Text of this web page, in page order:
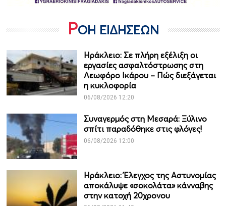
ΡΟΗ ΕΙΔΗΣΕΩΝ
Ηράκλειο: Σε πλήρη εξέλιξη οι
εργασίες ασφαλτόστρωσης στη
Λεωφόρο Ικάρου – Πώς διεξάγεται
η κυκλοφορία
06/08/2026 12:20
Συναγερμός στη Μεσαρά: Ξύλινο
σπίτι παραδόθηκε στις φλόγες!
06/08/2026 12:00
Ηράκλειο: Έλεγχος της Αστυνομίας
αποκάλυψε «σοκολάτα» κάνναβης
στην κατοχή 20χρονου